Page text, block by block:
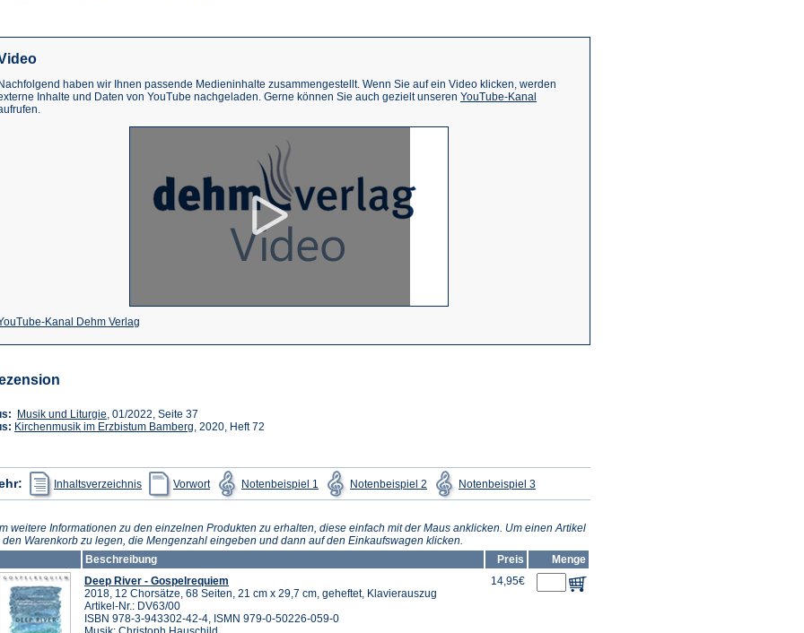
Nachfolgend haben wir Ihnen passende Medieninhalte zusammengestellt. Wenn Sie auf ein Video klicken, werden
Inhalte und Daten von YouTube nachgeladen. Gerne können Sie auch gezielt unseren YouTube-Kanal
Kanal Dehm Verlag
in
Tab)
Musik und Liturgie (Öffnet
in
, 01/2022, Seite 37
Kirchenmusik im Erzbistum Bamberg (Öffnet
, 2020, Heft 72
Inhaltsverzeichnis
(Öffnet
in
einem
Tab)
Vorwort
(Öffnet
in
einem
Tab)
Notenbeispiel 1
(Öffnet
in
einem
Tab)
Notenbeispiel 2
(Öffnet
in
einem
Tab)
Notenbeispiel 3in
einem
Tab)
weitere Informationen zu den einzelnen Produkten zu erhalten, diese einfach mit der Maus anklicken. Um einen Artikel
den Warenkorb zu legen, die Mengenzahl eingeben und dann auf den Einkaufswagen klicken.
Beschreibung
Preis
Menge
Deep River - Gospelrequiem
2018, 12 Chorsätze, 68 Seiten, 21 cm x 29,7 cm, geheftet, Klavierauszug
Artikel-Nr.: DV63/00
ISBN 978-3-943302-42-4, ISMN 979-0-50226-059-0
14,95€